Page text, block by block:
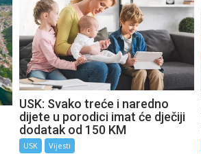
USK: Svako treće i naredno
dijete u porodici imat će dječiji
dodatak od 150 KM
USK Vijesti